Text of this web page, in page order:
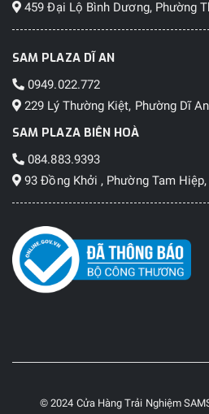
459 Đại Lộ Bình Dương, Phường
SAM PLAZA DĨ AN
0949.022.772
229 Lý Thường Kiệt, Phường Dĩ
SAM PLAZA BIÊN HOÀ
084.883.9393
93 Đồng Khởi , Phường Tam
© 2024 Cửa Hàng Trải Nghiệm